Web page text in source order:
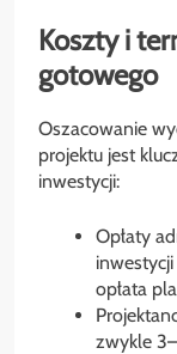
Koszty i
gotowego
Oszacowanie
projektu jest
inwestycji:
Opłaty
opłata
zwykle